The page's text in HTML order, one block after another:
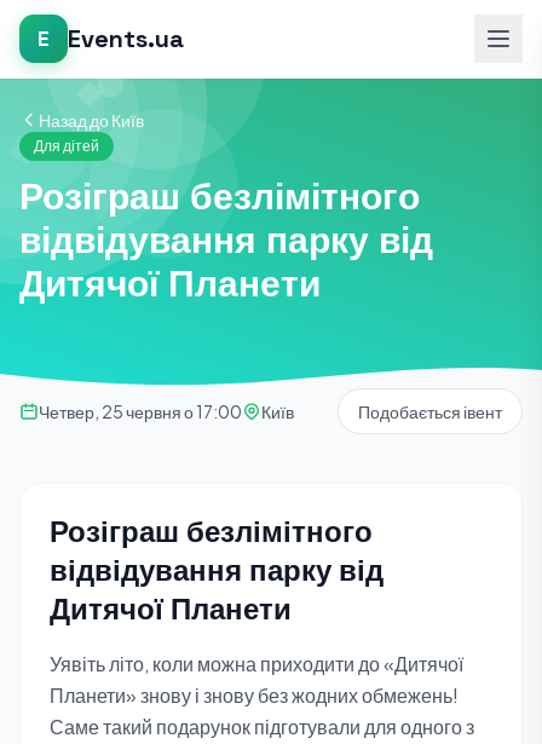
E Events.ua
Назад до Київ
Для дітей
Розіграш безлімітного
відвідування парку від
Дитячої Планети
Четвер, 25 червня о 17:00 Київ Подобається івент
Розіграш безлімітного
відвідування парку від
Дитячої Планети
Уявіть літо, коли можна приходити до «Дитячої
Планети» знову і знову без жодних обмежень!
Саме такий подарунок підготували для одного з